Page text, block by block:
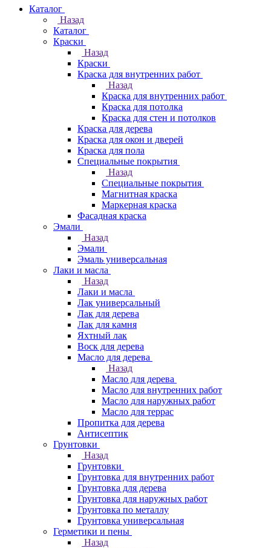
Каталог
Назад
Каталог
Краски
Назад
Краски
Краска для внутренних работ
Назад
Краска для внутренних работ
Краска для потолка
Краска для стен и потолков
Краска для дерева
Краска для окон и дверей
Краска для пола
Специальные покрытия
Назад
Специальные покрытия
Магнитная краска
Маркерная краска
Фасадная краска
Эмали
Назад
Эмали
Эмаль универсальная
Лаки и масла
Назад
Лаки и масла
Лак универсальный
Лак для дерева
Лак для камня
Яхтный лак
Воск для дерева
Масло для дерева
Назад
Масло для дерева
Масло для внутренних работ
Масло для наружных работ
Масло для террас
Пропитка для дерева
Антисептик
Грунтовки
Назад
Грунтовки
Грунтовка для внутренних работ
Грунтовка для дерева
Грунтовка для наружных работ
Грунтовка по металлу
Грунтовка универсальная
Герметики и пены
Назад